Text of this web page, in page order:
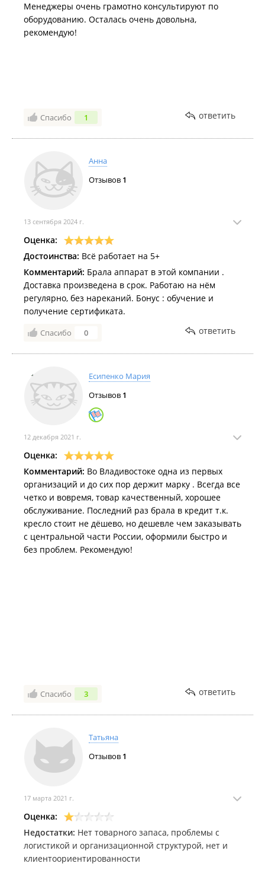
Менеджеры очень грамотно консультируют по
оборудованию. Осталась очень довольна,
рекомендую!
Спасибо 1 ответить
Анна
Отзывов 1
13 сентября 2024 г.
Оценка:
Достоинства: Всё работает на 5+
Комментарий: Брала аппарат в этой компании .
Доставка произведена в срок. Работаю на нём
регулярно, без нареканий. Бонус : обучение и
получение сертификата.
Спасибо 0 ответить
Есипенко Мария
Отзывов 1
12 декабря 2021 г.
Оценка:
Комментарий: Во Владивостоке одна из первых
организаций и до сих пор держит марку . Всегда все
четко и вовремя, товар качественный, хорошее
обслуживание. Последний раз брала в кредит т.к.
кресло стоит не дёшево, но дешевле чем заказывать
с центральной части России, оформили быстро и
без проблем. Рекомендую!
Спасибо 3 ответить
Татьяна
Отзывов 1
17 марта 2021 г.
Оценка:
Недостатки: Нет товарного запаса, проблемы с
логистикой и организационной структурой, нет и
клиентоориентированности